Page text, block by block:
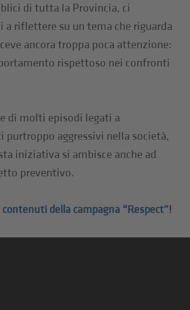
di tutta la Provincia, ci
riflettere su un tema che riguarda
ancora troppa poca attenzione:
rispettoso nei confronti
di molti episodi legati a
purtroppo aggressivi nella società,
iniziativa si ambisce anche ad
preventivo.
della campagna “Respect”!